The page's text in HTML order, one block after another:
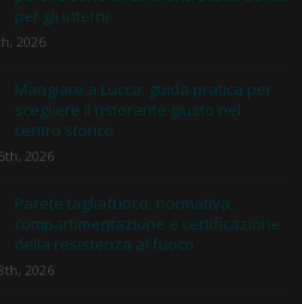
per gli interni
2026
Mangiare a Lucca: guida pratica per
scegliere il ristorante giusto nel
centro storico
2026
Parete tagliafuoco: normativa,
compartimentazione e certificazione
della resistenza al fuoco
2026